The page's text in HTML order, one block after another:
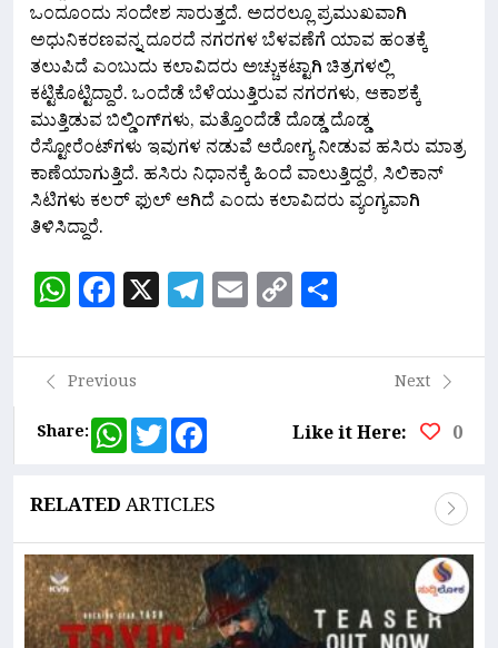
ಒಂದೂಂದು ಸಂದೇಶ ಸಾರುತ್ತದೆ. ಅದರಲ್ಲೂ ಪ್ರಮುಖವಾಗಿ
ಅಧುನಿಕರಣವನ್ನ ದೂರದೆ ನಗರಗಳ ಬೆಳವಣೆಗೆ ಯಾವ ಹಂತಕ್ಕೆ
ತಲುಪಿದೆ ಎಂಬುದು ಕಲಾವಿದರು ಅಚ್ಚುಕಟ್ಟಾಗಿ ಚಿತ್ರಗಳಲ್ಲಿ
ಕಟ್ಟಿಕೊಟ್ಟಿದ್ದಾರೆ. ಒಂದೆಡೆ ಬೆಳೆಯುತ್ತಿರುವ ನಗರಗಳು, ಆಕಾಶಕ್ಕೆ
ಮುತ್ತಿಡುವ ಬಿಲ್ಡಿಂಗ್‍ಗಳು, ಮತ್ತೊಂದೆಡೆ ದೊಡ್ಡ ದೊಡ್ಡ
ರೆಸ್ಟೋರೆಂಟ್‍ಗಳು ಇವುಗಳ ನಡುವೆ ಆರೋಗ್ಯ ನೀಡುವ ಹಸಿರು ಮಾತ್ರ
ಕಾಣೆಯಾಗುತ್ತಿದೆ. ಹಸಿರು ನಿಧಾನಕ್ಕೆ ಹಿಂದೆ ವಾಲುತ್ತಿದ್ದರೆ, ಸಿಲಿಕಾನ್
ಸಿಟಿಗಳು ಕಲರ್ ಫುಲ್ ಆಗಿದೆ ಎಂದು ಕಲಾವಿದರು ವ್ಯಂಗ್ಯವಾಗಿ
ತಿಳಿಸಿದ್ದಾರೆ.
WhatsApp
Facebook
X Telegram
Email
Copy
Link
Previous
Next
Share:
WhatsApp
Twitter Like it Here: 0
RELATEDARTICLES